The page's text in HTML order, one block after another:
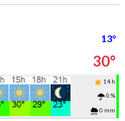
13°
30°
14 h
0 %
0 mm